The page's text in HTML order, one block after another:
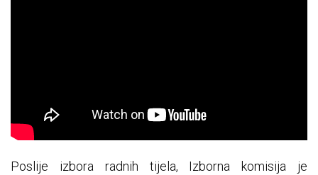
Poslije izbora radnih tijela, Izborna komisija je